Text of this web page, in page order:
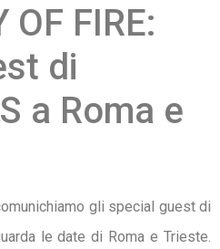
OF FIRE:
di
a Roma e
gli special guest di
le date di Roma e Trieste.